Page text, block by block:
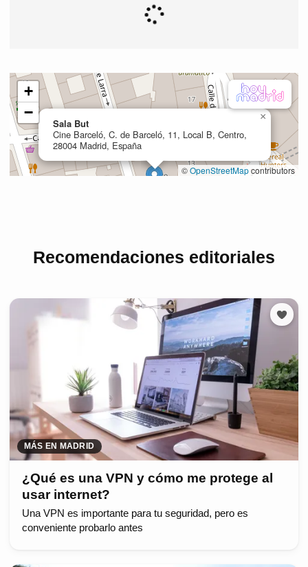
Recomendaciones editoriales
MÁS EN MADRID
¿Qué es una VPN y cómo me protege al
usar internet?
Una VPN es importante para tu seguridad, pero es
conveniente probarlo antes